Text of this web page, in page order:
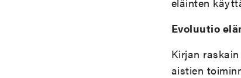
Evoluutio
Kirjan
aistien